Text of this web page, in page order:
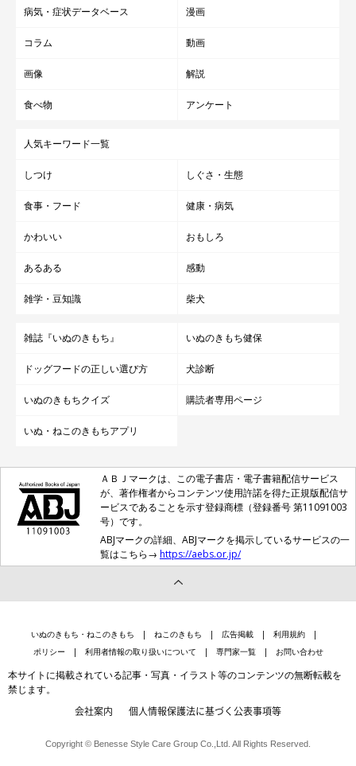
「犬の笑顔が見たいから」（世界文化社）楽天ブックス
病気・症状データベース 漫画
コラム 動画
画像 解説
食べ物 アンケート
人気キーワード一覧
しつけ しぐさ・生態
食事・フード 健康・病気
かわいい おもしろ
あるある 感動
雑学・豆知識 柴犬
雑誌『いぬのきもち』 いぬのきもち健保
ドッグフードの正しい選び方 犬診断
いぬのきもちクイズ 購読者専用ページ
いぬ・ねこのきもちアプリ
ＡＢＪマークは、この電子書店・電子書籍配信サービス
が、著作権者からコンテンツ使用許諾を得た正規版配信サ
ービスであることを示す登録商標（登録番号 第11091003
号）です。
ABJマークの詳細、ABJマークを掲示しているサービスの一
覧はこちら→ https://aebs.or.jp/
いぬのきもち・ねこのきもち ねこのきもち 広告掲載
利用規約
ポリシー
利用者情報の取り扱いについて 専門家一覧 お問い合わせ
本サイトに掲載されている記事・写真・イラスト等のコンテンツの無断転載を
禁じます。
会社案内 個人情報保護法に基づく公表事項等
Copyright © Benesse Style Care Group Co.,Ltd. All Rights Reserved.